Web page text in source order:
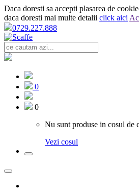
Daca doresti sa accepti plasarea de
daca doresti mai multe detalii click aici
0729.227.888
0
0
Nu sunt produse in cosul de
Vezi cosul